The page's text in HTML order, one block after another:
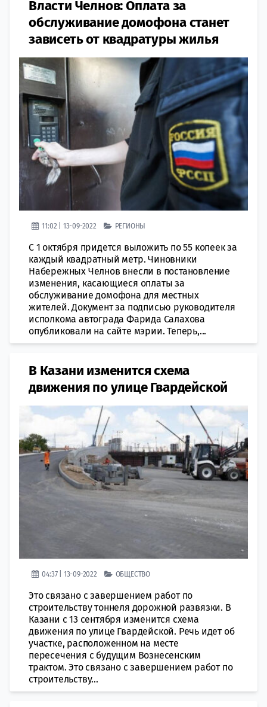
Власти Челнов: Оплата за
обслуживание домофона станет
зависеть от квадратуры жилья
11:02 | 13-09-2022 РЕГИОНЫ
С 1 октября придется выложить по 55 копеек за
каждый квадратный метр. Чиновники
Набережных Челнов внесли в постановление
изменения, касающиеся оплаты за
обслуживание домофона для местных
жителей. Документ за подписью руководителя
исполкома автограда Фарида Салахова
опубликовали на сайте мэрии. Теперь,...
В Казани изменится схема
движения по улице Гвардейской
04:37 | 13-09-2022 ОБЩЕСТВО
Это связано с завершением работ по
строительству тоннеля дорожной развязки. В
Казани с 13 сентября изменится схема
движения по улице Гвардейской. Речь идет об
участке, расположенном на месте
пересечения с будущим Вознесенским
трактом. Это связано с завершением работ по
строительству...